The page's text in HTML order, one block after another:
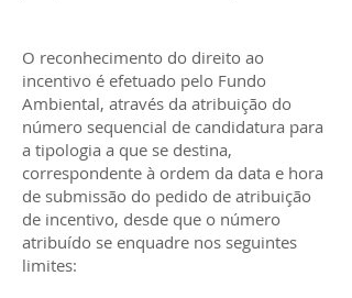
O reconhecimento do direito ao
incentivo é efetuado pelo Fundo
Ambiental, através da atribuição do
número sequencial de candidatura para
a tipologia a que se destina,
correspondente à ordem da data e hora
de submissão do pedido de atribuição
de incentivo, desde que o número
atribuído se enquadre nos seguintes
limites: